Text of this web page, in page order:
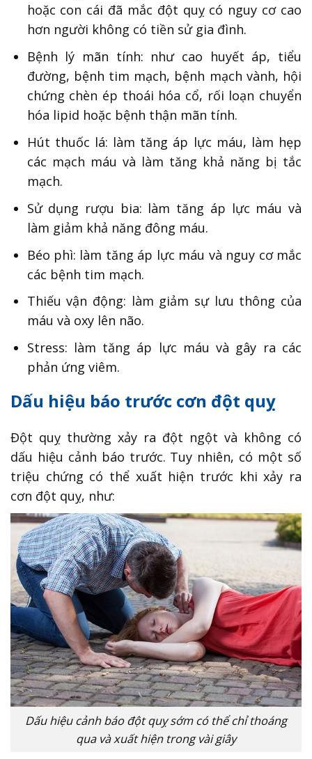
hoặc con cái đã mắc đột quỵ có nguy cơ cao
hơn người không có tiền sử gia đình.
Bệnh lý mãn tính: như cao huyết áp, tiểu
đường, bệnh tim mạch, bệnh mạch vành, hội
chứng chèn ép thoái hóa cổ, rối loạn chuyển
hóa lipid hoặc bệnh thận mãn tính.
Hút thuốc lá: làm tăng áp lực máu, làm hẹp
các mạch máu và làm tăng khả năng bị tắc
mạch.
Sử dụng rượu bia: làm tăng áp lực máu và
làm giảm khả năng đông máu.
Béo phì: làm tăng áp lực máu và nguy cơ mắc
các bệnh tim mạch.
Thiếu vận động: làm giảm sự lưu thông của
máu và oxy lên não.
Stress: làm tăng áp lực máu và gây ra các
phản ứng viêm.
Dấu hiệu báo trước cơn đột quỵ
Đột quỵ thường xảy ra đột ngột và không có
dấu hiệu cảnh báo trước. Tuy nhiên, có một số
triệu chứng có thể xuất hiện trước khi xảy ra
cơn đột quỵ, như:
Dấu hiệu cảnh báo đột quỵ sớm có thể chỉ thoáng
qua và xuất hiện trong vài giây